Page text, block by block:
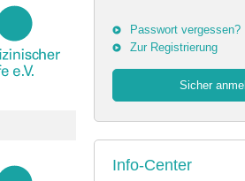
Passwort vergessen?
Zur Registrierung
Info-Center